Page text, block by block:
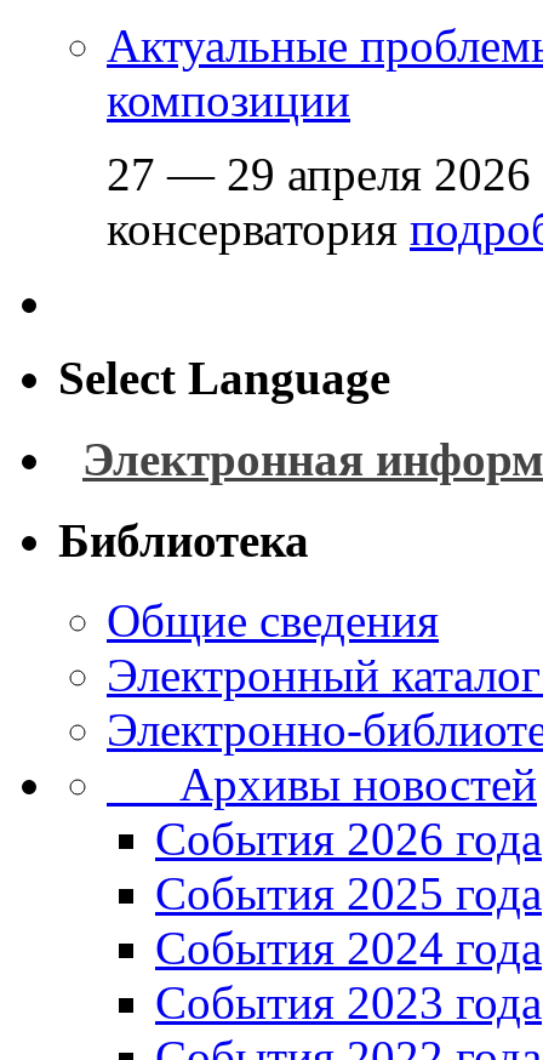
Актуальные
композиции
27 — 29 апреля 2026
консерватория
Select Language
Электронная
Библиотека
Общие сведения
Электронный
Электронно-
Архивы новостей
Cобытия 2026 года
События 2025 года
События 2024 года
События 2023 года